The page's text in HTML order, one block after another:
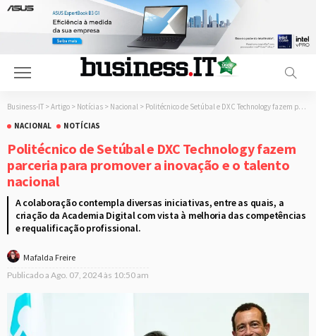
Business-IT > Artigo > Notícias > Nacional > Politécnico de Setúbal e DXC Technology fazem parceria para promover a inovação e o talento nacional
NACIONAL
NOTÍCIAS
Politécnico de Setúbal e DXC Technology fazem
parceria para promover a inovação e o talento
nacional
A colaboração contempla diversas iniciativas, entre as quais, a
criação da Academia Digital com vista à melhoria das competências
e requalificação profissional.
Mafalda Freire
Publicado a Ago. 07, 2024 às 10:50 am